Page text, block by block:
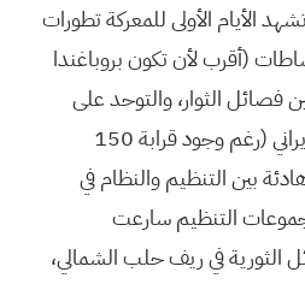
الأيام الأولى للمعركة تطورات
(أقرب لأن تكون بروباغندا
فصائل الثوار، والتوحد على
قتال النظام والتحالف الإيراني (رغم وجود قرابة 150
بين التنظيم والنظام في
التنظيم سارعت
الثورية في ريف حلب الشمالي،